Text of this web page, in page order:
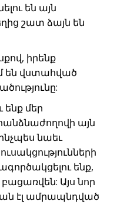
են այն
շատ ձայն են
իրենք
են վստահված
ենք մեր
այն
նաեւ
ենք,
Այս նոր
էլ ամրապնդված